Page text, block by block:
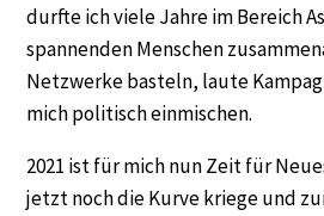
durfte ich viele Jahre im Bereich
spannenden Menschen
Netzwerke basteln, laute
mich politisch einmischen.
2021 ist für mich nun Zeit für
jetzt noch die Kurve kriege und